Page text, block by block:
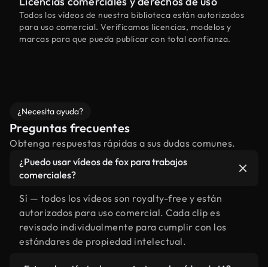
Todos los vídeos de nuestra biblioteca están autorizados
para uso comercial. Verificamos licencias, modelos y
marcas para que pueda publicar con total confianza.
¿Necesita ayuda?
Preguntas frecuentes
Obtenga respuestas rápidas a sus dudas comunes.
¿Puedo usar vídeos de fox para trabajos
comerciales?
Sí — todos los vídeos son royalty-free y están
autorizados para uso comercial. Cada clip es
revisado individualmente para cumplir con los
estándares de propiedad intelectual.